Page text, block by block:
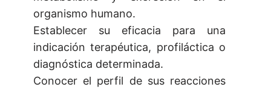
organismo humano.
Establecer su eficacia para una
indicación terapéutica, profiláctica o
diagnóstica determinada.
Conocer el perfil de sus reacciones